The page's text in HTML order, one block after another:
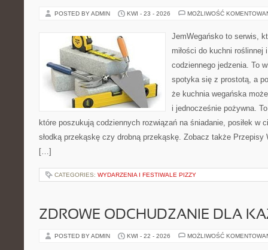
POSTED BY ADMIN KWI - 23 - 2026 MOŻLIWOŚĆ
JemWegańsko to serwis,
miłości do kuchni roślinnej
codziennego jedzenia. To
spotyka się z prostotą, a
że kuchnia wegańska
i jednocześnie pożywna.
które poszukują codziennych rozwiązań na śniadanie, posiłek w
słodką przekąskę czy drobną przekąskę. Zobacz także Przepisy
[…]
CATEGORIES: WYDARZENIA I FESTIWALE PIZZY
ZDROWE ODCHUDZANIE DLA
POSTED BY ADMIN KWI - 22 - 2026 MOŻLIWOŚĆ